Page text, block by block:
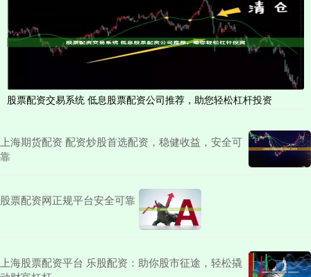
股票配资交易系统 低息股票配资公司推荐，助您轻松杠杆投资
上海期货配资 配资炒股首选配资，稳健收益，安全可
靠
股票配资网正规平台安全可靠
上海股票配资平台 乐股配资：助你股市征途，轻松撬